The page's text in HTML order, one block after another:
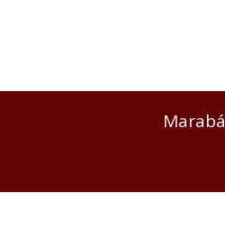
conteúdo
Marabá